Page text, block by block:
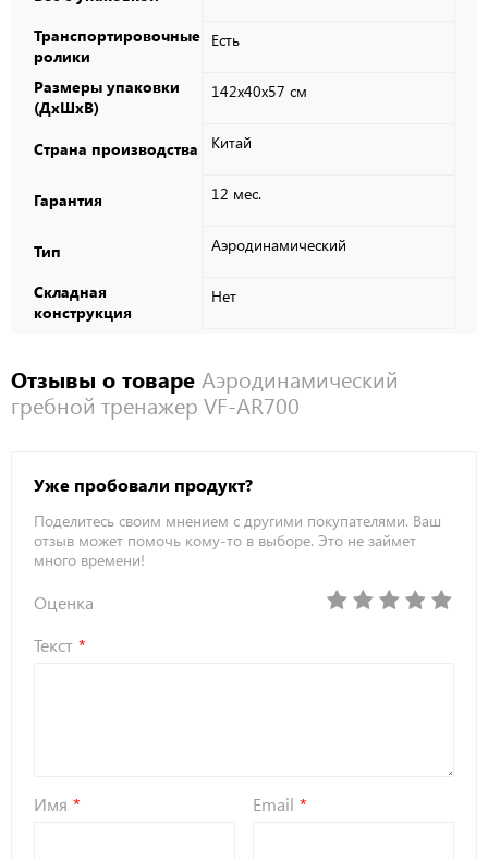
Транспортировочные
ролики
Есть
Размеры упаковки
(ДxШxВ)
142x40x57 см
Страна производства Китай
Гарантия 12 мес.
Тип Аэродинамический
Складная
конструкция
Нет
Отзывы о товаре Аэродинамический
гребной тренажер VF-AR700
Уже пробовали продукт?
Поделитесь своим мнением с другими покупателями. Ваш
отзыв может помочь кому-то в выборе. Это не займет
много времени!
Оценка
Текст
Имя Email